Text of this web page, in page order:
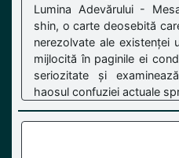
Lumina Adevărului -
shin, o carte deosebită
nerezolvate ale existenței
mijlocită în paginile ei
seriozitate și
haosul confuziei actuale